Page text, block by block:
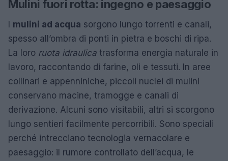
Mulini fuori rotta: ingegno e paesaggio
mulini ad acqua sorgono lungo torrenti e canali,
spesso all’ombra di ponti in pietra e boschi di ripa.
La loro ruota idraulica trasforma energia naturale in
lavoro, raccontando di farine, oli e tessuti. In aree
collinari e appenniniche, piccoli nuclei di mulini
conservano macine, tramogge e canali di
derivazione. Alcuni sono visitabili, altri si scorgono
lungo sentieri facilmente percorribili. Sono speciali
perché intrecciano tecnologia vernacolare e
paesaggio: il rumore controllato dell’acqua, le